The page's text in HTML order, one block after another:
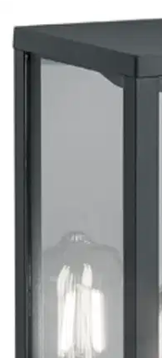
Seuraava
Karusellin pikakuvakkeet